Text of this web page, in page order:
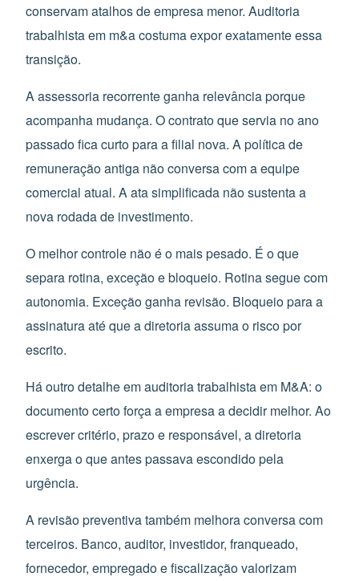
conservam atalhos de empresa menor. Auditoria
trabalhista em m&a costuma expor exatamente essa
transição.
A assessoria recorrente ganha relevância porque
acompanha mudança. O contrato que servia no ano
passado fica curto para a filial nova. A política de
remuneração antiga não conversa com a equipe
comercial atual. A ata simplificada não sustenta a
nova rodada de investimento.
O melhor controle não é o mais pesado. É o que
separa rotina, exceção e bloqueio. Rotina segue com
autonomia. Exceção ganha revisão. Bloqueio para a
assinatura até que a diretoria assuma o risco por
escrito.
Há outro detalhe em auditoria trabalhista em M&A: o
documento certo força a empresa a decidir melhor. Ao
escrever critério, prazo e responsável, a diretoria
enxerga o que antes passava escondido pela
urgência.
A revisão preventiva também melhora conversa com
terceiros. Banco, auditor, investidor, franqueado,
fornecedor, empregado e fiscalização valorizam